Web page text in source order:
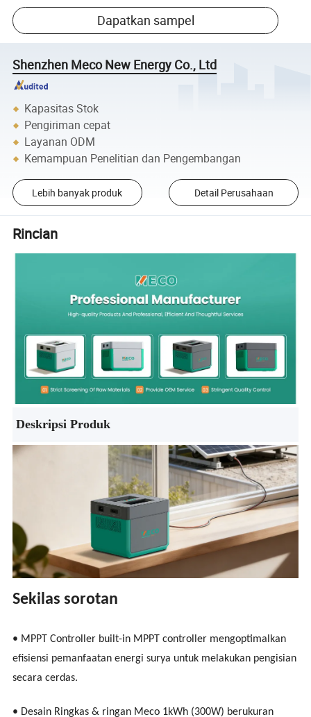
Dapatkan sampel
Shenzhen Meco New Energy Co., Ltd
Kapasitas Stok
Pengiriman cepat
Layanan ODM
Kemampuan Penelitian dan Pengembangan
Lebih banyak produk Detail Perusahaan
Rincian
Deskripsi Produk
Sekilas sorotan
• MPPT Controller built-in MPPT controller mengoptimalkan
efisiensi pemanfaatan energi surya untuk melakukan pengisian
secara cerdas.
• Desain Ringkas & ringan Meco 1kWh (300W) berukuran